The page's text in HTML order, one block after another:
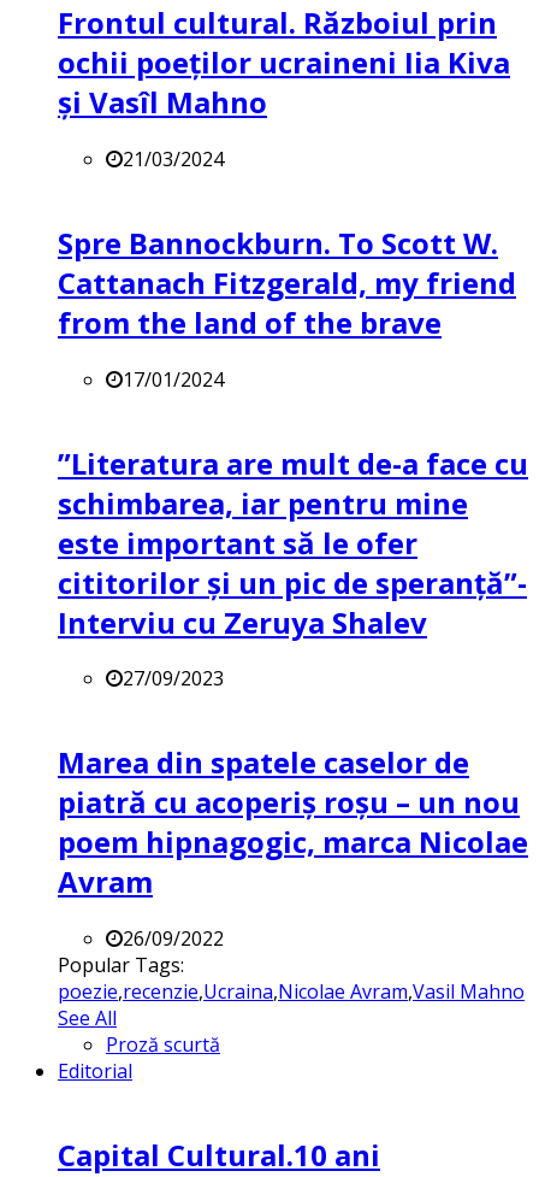
Frontul cultural. Războiul prin
ochii poeților ucraineni Iia Kiva
și Vasîl Mahno
21/03/2024
Spre Bannockburn. To Scott W.
Cattanach Fitzgerald, my friend
from the land of the brave
17/01/2024
”Literatura are mult de-a face cu
schimbarea, iar pentru mine
este important să le ofer
cititorilor și un pic de speranță”-
Interviu cu Zeruya Shalev
27/09/2023
Marea din spatele caselor de
piatră cu acoperiș roșu – un nou
poem hipnagogic, marca Nicolae
Avram
26/09/2022
Popular Tags:
poezie,recenzie,Ucraina,Nicolae Avram,Vasil Mahno
See All
Proză scurtă
Editorial
Capital Cultural.10 ani